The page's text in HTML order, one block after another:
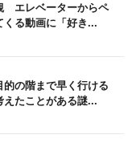
エレベーターからペ
くる動画に「好き...
の階まで早く行ける
たことがある謎...